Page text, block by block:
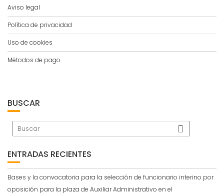
Aviso legal
Política de privacidad
Uso de cookies
Métodos de pago
BUSCAR
ENTRADAS RECIENTES
Bases y la convocatoria para la selección de funcionario interino por
oposición para la plaza de Auxiliar Administrativo en el